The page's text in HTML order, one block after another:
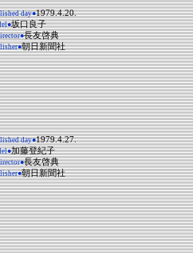
day●1979.4.20.
坂口良子
長友啓典
朝日新聞社
day●1979.4.27.
加藤登紀子
長友啓典
朝日新聞社